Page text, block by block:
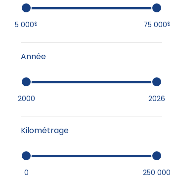
5 000$ 75 000$
Année
2000 2026
Kilométrage
0 250 000